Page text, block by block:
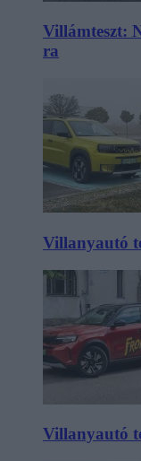
Villámteszt:
ra
Villanyautó
Villanyautó